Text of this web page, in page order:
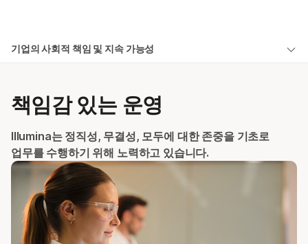
솔루션
회사
지원
추천 링크
기업의 사회적 책임 및 지속 가능성
액세스
지역사회
지속 가능성
사람
다양성
책임감 있는 운영
Illumina는 정직성, 무결성, 모두에 대한 존중을 기초로
업무를 수행하기 위해 노력하고 있습니다.
보다 관련성이 높은 콘텐츠를 확인하실 수
미생물학 연구
복합 질환 연구
연구